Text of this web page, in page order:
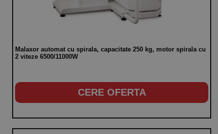
Malaxor automat cu spirala, capacitate 250 kg, motor spirala cu
2 viteze 6500/11000W
CERE OFERTA